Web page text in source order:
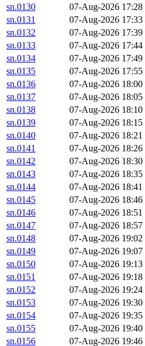
sn.0130
07-Aug-2026 17:28
sn.0131
07-Aug-2026 17:33
sn.0132
07-Aug-2026 17:39
sn.0133
07-Aug-2026 17:44
sn.0134
07-Aug-2026 17:49
sn.0135
07-Aug-2026 17:55
sn.0136
07-Aug-2026 18:00
sn.0137
07-Aug-2026 18:05
sn.0138
07-Aug-2026 18:10
sn.0139
07-Aug-2026 18:15
sn.0140
07-Aug-2026 18:21
sn.0141
07-Aug-2026 18:26
sn.0142
07-Aug-2026 18:30
sn.0143
07-Aug-2026 18:35
sn.0144
07-Aug-2026 18:41
sn.0145
07-Aug-2026 18:46
sn.0146
07-Aug-2026 18:51
sn.0147
07-Aug-2026 18:57
sn.0148
07-Aug-2026 19:02
sn.0149
07-Aug-2026 19:07
sn.0150
07-Aug-2026 19:13
sn.0151
07-Aug-2026 19:18
sn.0152
07-Aug-2026 19:24
sn.0153
07-Aug-2026 19:30
sn.0154
07-Aug-2026 19:35
sn.0155
07-Aug-2026 19:40
sn.0156
07-Aug-2026 19:46